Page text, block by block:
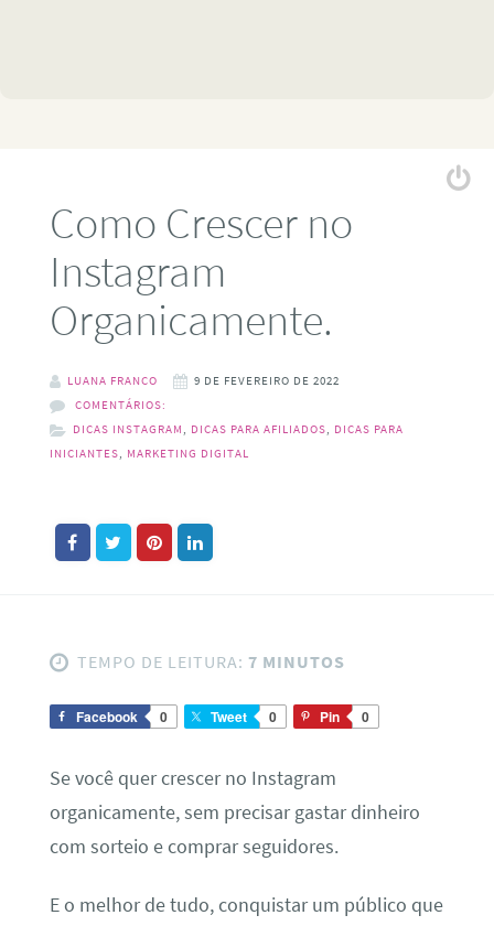
Como Crescer no
Instagram
Organicamente.
LUANA FRANCO
9 DE FEVEREIRO DE 2022
COMENTÁRIOS:
DICAS INSTAGRAM , DICAS PARA AFILIADOS, DICAS PARA
INICIANTES, MARKETING DIGITAL
TEMPO DE LEITURA: 7 MINUTOS
Facebook 0 Tweet 0 Pin 0
Se você quer crescer no Instagram
organicamente, sem precisar gastar dinheiro
com sorteio e comprar seguidores.
E o melhor de tudo, conquistar um público que